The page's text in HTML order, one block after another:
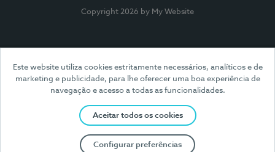
Este website utiliza cookies estritamente necessários, analíticos e de
marketing e publicidade, para lhe oferecer uma boa experiência de
navegação e acesso a todas as funcionalidades.
Aceitar todos os cookies
Configurar preferências
Copyright 2026 by My Website